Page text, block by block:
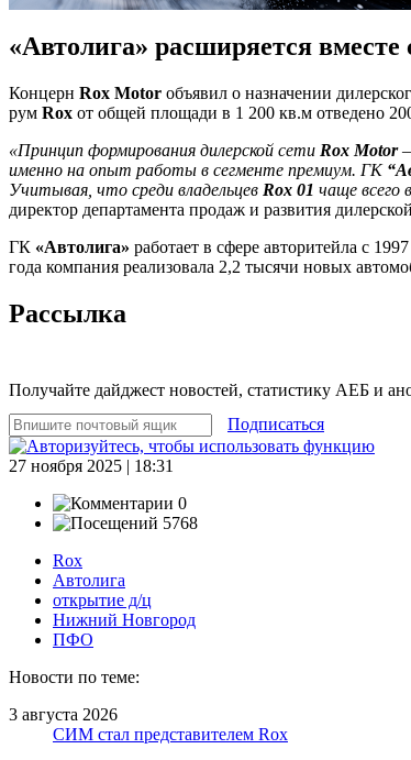
«Автолига» расширяется вместе
Концерн Rox Motor объявил о назначении
рум Rox от общей площади в 1 200 кв.м отведено
«Принцип формирования дилерской сети Rox Motor–
именно на опыт работы в сегменте премиум. ГК
Учитывая, что среди владельцев Rox 01 чаще всего
директор департамента продаж и развития
ГК «Автолига» работает в сфере авторитейла с
года компания реализовала 2,2 тысячи новых
Рассылка
Получайте дайджест новостей, статистику АЕБ и
Подписаться
27 ноября 2025 | 18:31
0
5768
Rox
Автолига
открытие д/ц
Нижний Новгород
ПФО
Новости по теме:
3 августа 2026
СИМ стал представителем Rox